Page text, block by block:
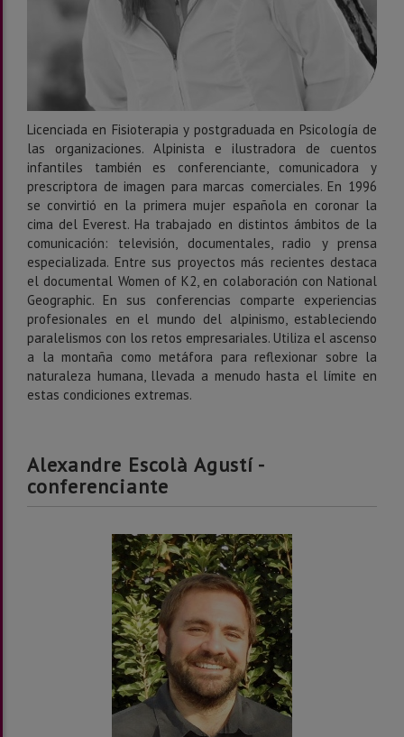
Licenciada en Fisioterapia y postgraduada en Psicología de
las organizaciones. Alpinista e ilustradora de cuentos
infantiles también es conferenciante, comunicadora y
prescriptora de imagen para marcas comerciales. En 1996
se convirtió en la primera mujer española en coronar la
cima del Everest. Ha trabajado en distintos ámbitos de la
comunicación: televisión, documentales, radio y prensa
especializada. Entre sus proyectos más recientes destaca
el documental Women of K2, en colaboración con National
Geographic. En sus conferencias comparte experiencias
profesionales en el mundo del alpinismo, estableciendo
paralelismos con los retos empresariales. Utiliza el ascenso
a la montaña como metáfora para reflexionar sobre la
naturaleza humana, llevada a menudo hasta el límite en
estas condiciones extremas.
Alexandre Escolà Agustí -
conferenciante